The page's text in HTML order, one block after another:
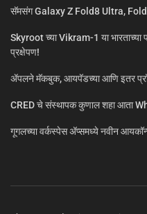
सॅमसंग Galaxy Z Fold8 Ultra,
Skyroot च्या Vikram-1 या भारताच्या
प्रक्षेपण!
ॲपलने मॅकबुक, आयपॅडच्या आणि इतर
CRED चे संस्थापक कुणाल शहा आता
गूगलच्या वर्कस्पेस अ‍ॅप्समध्ये नवीन